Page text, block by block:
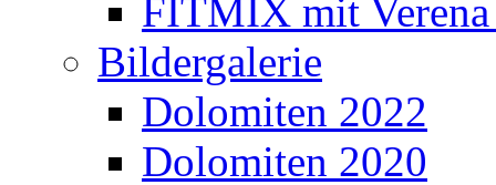
FITMIX mit
Bildergalerie
Dolomiten 2022
Dolomiten 2020